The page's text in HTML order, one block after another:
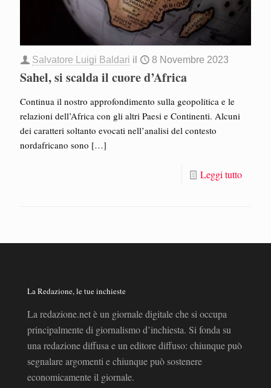
Salvatore Luigi Baldari il 8 Novembre 2023
Sahel, si scalda il cuore d’Africa
Continua il nostro approfondimento sulla geopolitica e le
relazioni dell’Africa con gli altri Paesi e Continenti. Alcuni
dei caratteri soltanto evocati nell’analisi del contesto
nordafricano sono […]
Leggi tutto
La Redazione, le tue inchieste
La redazione.net è un giornale digitale che si occupa
principalmente di giornalismo d’inchiesta. Si fonda su
una redazione diffusa e un editore diffuso: chiunque può
segnalare argomenti e chiunque può sostenere
economicamente il giornale.